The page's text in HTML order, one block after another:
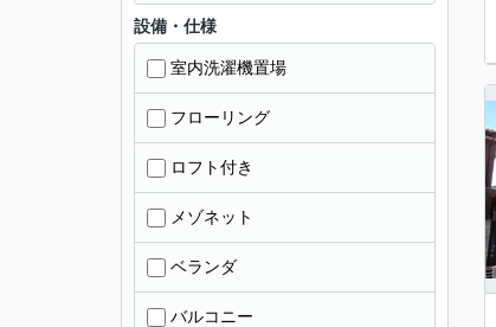
設備・仕様
室内洗濯機置場
フローリング
ロフト付き
メゾネット
ベランダ
バルコニー